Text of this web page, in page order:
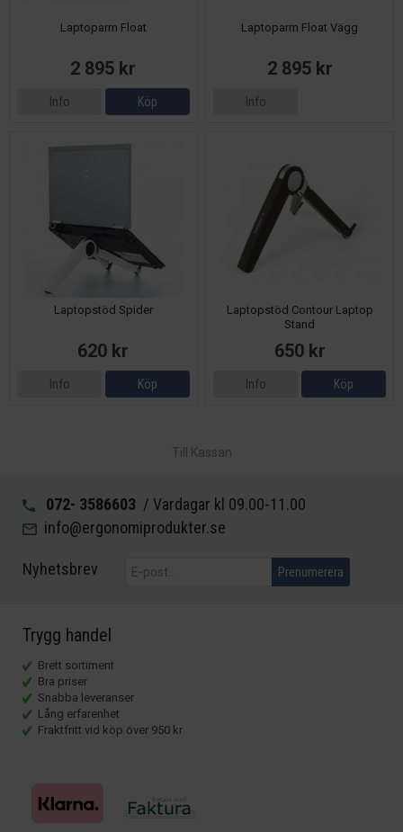
Laptoparm Float
2 895 kr
Info Köp
Laptoparm Float Vägg
2 895 kr
Info
Laptopstöd Spider
620 kr
Info Köp
Laptopstöd Contour Laptop
Stand
650 kr
Info Köp
Till Kassan
072- 3586603 / Vardagar kl 09.00-11.00
info@ergonomiprodukter.se
Nyhetsbrev Prenumerera
Trygg handel
Brett sortiment
Bra priser
Snabba leveranser
Lång erfarenhet
Fraktfritt vid köp över 950 kr